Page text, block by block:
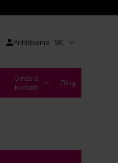
Prihlásenie SK
O nás a
kontakt
Blog